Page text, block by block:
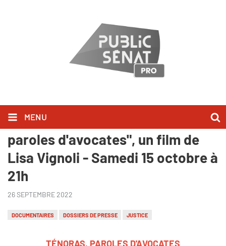
MENU
Public Sénat - Inédit : "Ténoras,
paroles d'avocates", un film de
Lisa Vignoli - Samedi 15 octobre à
21h
26 SEPTEMBRE 2022
DOCUMENTAIRES DOSSIERS DE PRESSE JUSTICE
TÉNORAS, PAROLES D'AVOCATES